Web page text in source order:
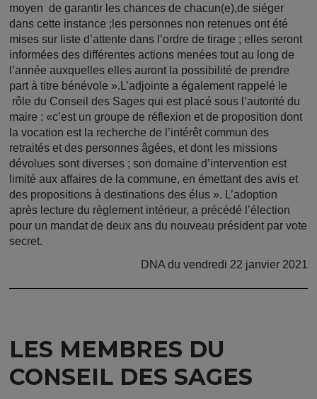
moyen de garantir les chances de chacun(e),de siéger
dans cette instance ;les personnes non retenues ont été
mises sur liste d’attente dans l’ordre de tirage ; elles seront
informées des différentes actions menées tout au long de
l’année auxquelles elles auront la possibilité de prendre
part à titre bénévole ».L’adjointe a également rappelé le
rôle du Conseil des Sages qui est placé sous l’autorité du
maire : «c’est un groupe de réflexion et de proposition dont
la vocation est la recherche de l’intérêt commun des
retraités et des personnes âgées, et dont les missions
dévolues sont diverses ; son domaine d’intervention est
limité aux affaires de la commune, en émettant des avis et
des propositions à destinations des élus ». L’adoption
après lecture du règlement intérieur, a précédé l’élection
pour un mandat de deux ans du nouveau président par vote
secret.
DNA du vendredi 22 janvier 2021
LES MEMBRES DU
CONSEIL DES SAGES